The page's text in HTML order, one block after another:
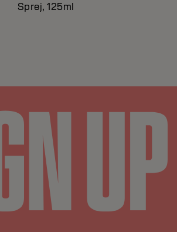
Sprej, 125ml